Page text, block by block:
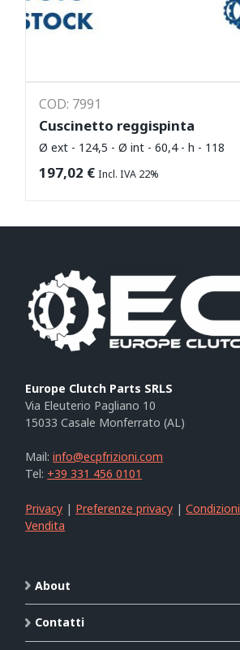
COD: 7991
Cuscinetto reggispinta
Ø ext - 124,5 - Ø int - 60,4 - h - 118
197,02 € Incl. IVA 22%
Europe Clutch Parts SRLS
Via Eleuterio Pagliano 10
15033 Casale Monferrato (AL)
Mail:info@ecpfrizioni.com
Tel: +39 331 456 0101
Privacy | Preferenze privacy |
Vendita
About
Contatti